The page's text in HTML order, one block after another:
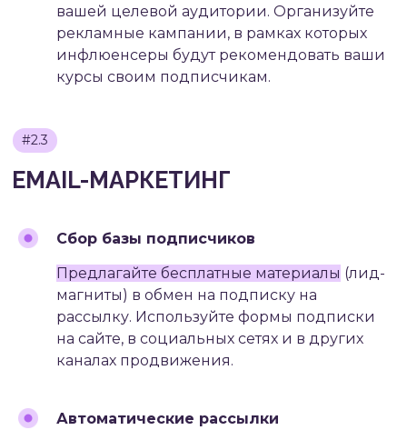
вашей целевой аудитории. Организуйте
рекламные кампании, в рамках которых
инфлюенсеры будут рекомендовать ваши
курсы своим подписчикам.
Сбор базы подписчиков
Предлагайте бесплатные материалы (лид-
магниты) в обмен на подписку на
рассылку. Используйте формы подписки
на сайте, в социальных сетях и в других
каналах продвижения.
Автоматические рассылки